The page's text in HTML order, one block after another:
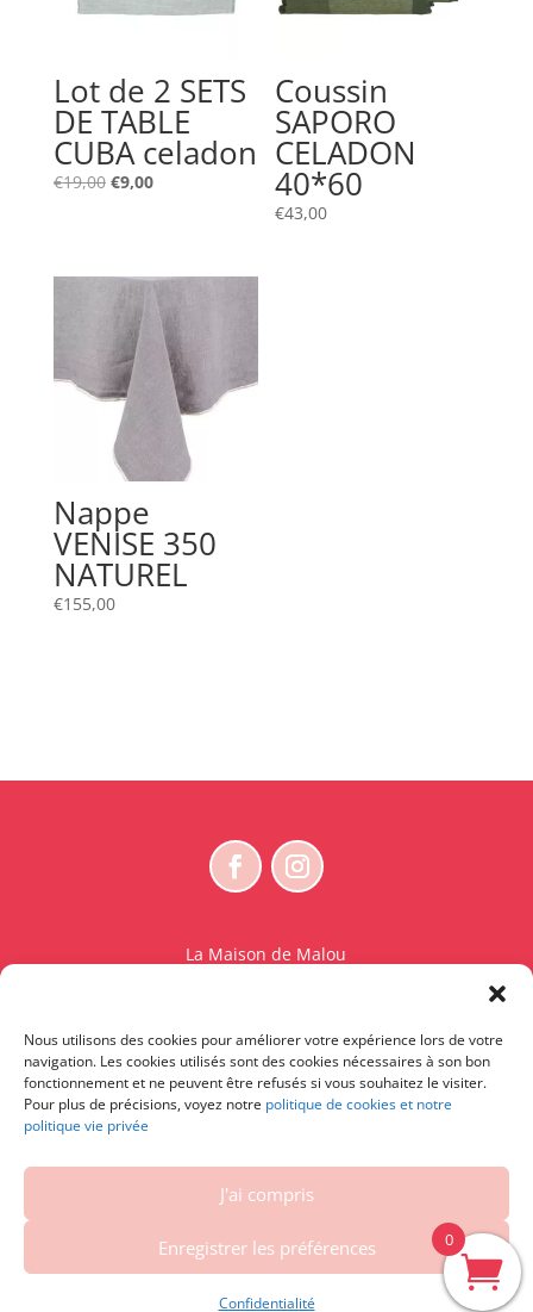
Nous utilisons des cookies pour améliorer votre expérience lors de votre
navigation. Les cookies utilisés sont des cookies nécessaires à son bon
fonctionnement et ne peuvent être refusés si vous souhaitez le visiter.
Pour plus de précisions, voyez notre politique de cookies et notre
politique vie privée
J'ai compris
Enregistrer les préférences
Confidentialité
Lot de 2 SETS
DE TABLE
CUBA celadon
€19,00 Le
€19,00.
€9,00Le
€9,00.
Coussin
SAPORO
CELADON
40*60
€43,00
Nappe
VENISE 350
NATUREL
€155,00
La Maison de Malou
BE 0765.825.589
© La Maison de Malou – TDM interdit sauf accord
écrit préalable | Entraînement d’IA strictement
interdit.
Conditions générales – Conditions
Droit de
rétractation| Powered by DelaSuitedanslesID
0